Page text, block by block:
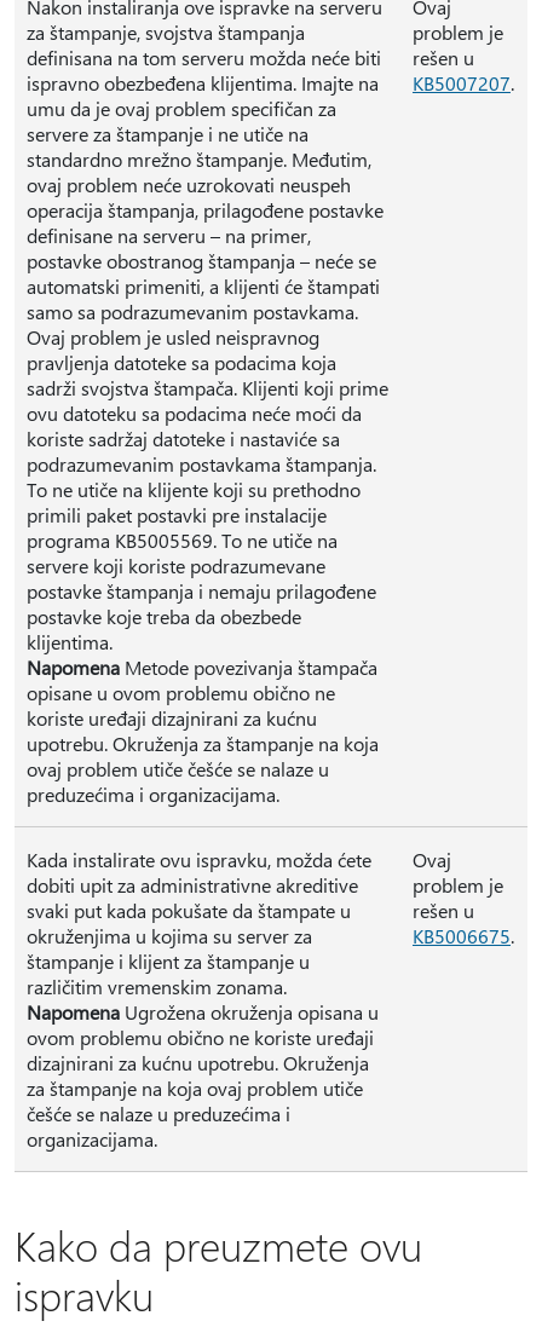
Nakon instaliranja ove ispravke na serveru
za štampanje, svojstva štampanja
definisana na tom serveru možda neće biti
ispravno obezbeđena klijentima. Imajte na
umu da je ovaj problem specifičan za
servere za štampanje i ne utiče na
standardno mrežno štampanje. Međutim,
ovaj problem neće uzrokovati neuspeh
operacija štampanja, prilagođene postavke
definisane na serveru – na primer,
postavke obostranog štampanja – neće se
automatski primeniti, a klijenti će štampati
samo sa podrazumevanim postavkama.
Ovaj problem je usled neispravnog
pravljenja datoteke sa podacima koja
sadrži svojstva štampača. Klijenti koji prime
ovu datoteku sa podacima neće moći da
koriste sadržaj datoteke i nastaviće sa
podrazumevanim postavkama štampanja.
To ne utiče na klijente koji su prethodno
primili paket postavki pre instalacije
programa KB5005569. To ne utiče na
servere koji koriste podrazumevane
postavke štampanja i nemaju prilagođene
postavke koje treba da obezbede
klijentima.
Napomena Metode povezivanja štampača
opisane u ovom problemu obično ne
koriste uređaji dizajnirani za kućnu
upotrebu. Okruženja za štampanje na koja
ovaj problem utiče češće se nalaze u
preduzećima i organizacijama.
Ovaj
problem je
rešen u
KB5007207.
Kada instalirate ovu ispravku, možda ćete
dobiti upit za administrativne akreditive
svaki put kada pokušate da štampate u
okruženjima u kojima su server za
štampanje i klijent za štampanje u
različitim vremenskim zonama.
Napomena Ugrožena okruženja opisana u
ovom problemu obično ne koriste uređaji
dizajnirani za kućnu upotrebu. Okruženja
za štampanje na koja ovaj problem utiče
češće se nalaze u preduzećima i
organizacijama.
Ovaj
problem je
rešen u
KB5006675.
Kako da preuzmete ovu
ispravku